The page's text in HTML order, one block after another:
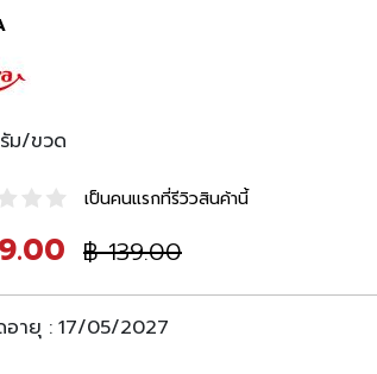
เป็นคนแรกที่รีวิวสินค้านี้
ราคา
฿ 139.00
ม/ขวด
อายุ : 17/05/2027